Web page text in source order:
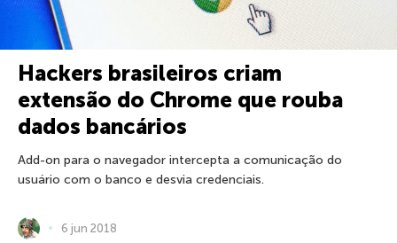
Hackers brasileiros criam
extensão do Chrome que rouba
dados bancários
Add-on para o navegador intercepta a comunicação do
usuário com o banco e desvia credenciais.
6 jun 2018